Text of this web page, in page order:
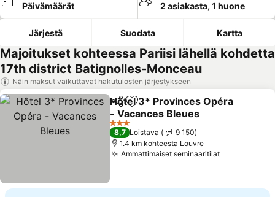
Päivämäärät 2 asiakasta, 1 huone
Järjestä Suodata Kartta
Majoitukset kohteessa Pariisi lähellä kohdetta
17th district Batignolles-Monceau
Näin maksut vaikuttavat hakutulosten järjestykseen
Jaa Lisää suosikkeihin
Hôtel 3* Provinces Opéra
- Vacances Bleues
3 Tähtiluokitus
8,7 Loistava
9 150
1.4 km kohteesta Louvre
Ammattimaiset seminaaritilat